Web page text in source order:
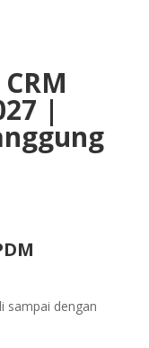
|
sampai dengan